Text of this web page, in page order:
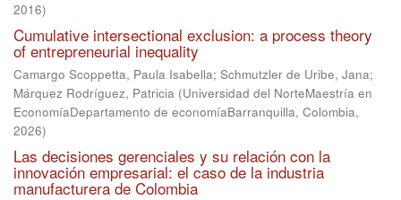
2016)
Cumulative intersectional exclusion: a process theory
of entrepreneurial inequality
Camargo Scoppetta, Paula Isabella; Schmutzler de Uribe, Jana;
Márquez Rodríguez, Patricia (Universidad del NorteMaestría en
EconomíaDepartamento de economíaBarranquilla, Colombia,
2026)
Las decisiones gerenciales y su relación con la
innovación empresarial: el caso de la industria
manufacturera de Colombia